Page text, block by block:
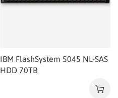
IBM FlashSystem 5045 NL-SAS
HDD 70TB